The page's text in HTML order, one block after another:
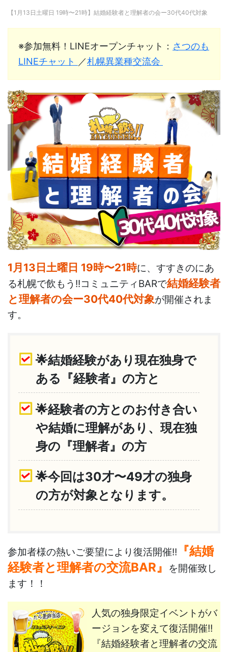
【1月13日土曜日 19時〜21時】結婚経験者と理解者の会ー30代40代対象
※参加無料！LINEオープンチャット： さつのも
LINEチャット ／札幌異業種交流会
1月13日土曜日 19時〜21時に、すすきのにあ
る札幌で飲もう!!コミュニティBARで結婚経験者
と理解者の会ー30代40代対象が開催されま
す。
🌟結婚経験があり現在独身で
ある『経験者』の方と
🌟経験者の方とのお付き合い
や結婚に理解があり、現在独
身の『理解者』の方
🌟今回は30才〜49才の独身
の方が対象となります。
参加者様の熱いご要望により復活開催!!
『結婚
経験者と理解者の交流BAR』
を開催致し
ます！！
人気の独身限定イベントがバ
ージョンを変えて復活開催!!
『結婚経験者と理解者の交流